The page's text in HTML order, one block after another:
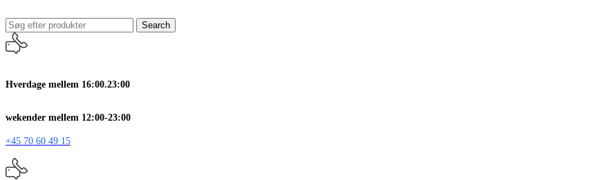
Search
Hverdage mellem 16:00.23:00
wekender mellem 12:00-23:00
+45 70 60 49 15